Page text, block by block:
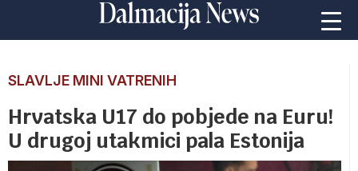
SLAVLJE MINI VATRENIH
Hrvatska U17 do pobjede na Euru!
U drugoj utakmici pala Estonija